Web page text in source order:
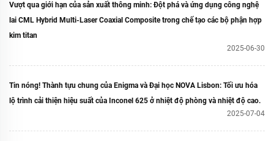
Vượt qua giới hạn của sản xuất thông minh: Đột phá và ứng dụng công nghệ
lai CML Hybrid Multi-Laser Coaxial Composite trong chế tạo các bộ phận hợp
kim titan
2025-06-30
Tin nóng! Thành tựu chung của Enigma và Đại học NOVA Lisbon: Tối ưu hóa
lộ trình cải thiện hiệu suất của Inconel 625 ở nhiệt độ phòng và nhiệt độ cao.
2025-07-04